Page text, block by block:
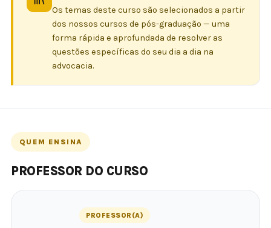
Os temas deste curso são selecionados a partir
dos nossos cursos de pós-graduação — uma
forma rápida e aprofundada de resolver as
questões específicas do seu dia a dia na
advocacia.
QUEM ENSINA
PROFESSOR DO CURSO
PROFESSOR(A)